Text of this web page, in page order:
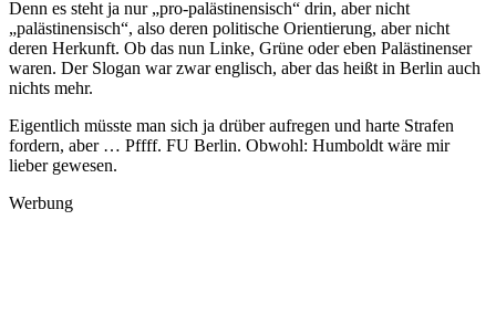
Denn es steht ja nur „pro-palästinensisch“ drin, aber nicht
„palästinensisch“, also deren politische Orientierung, aber nicht
deren Herkunft. Ob das nun Linke, Grüne oder eben Palästinenser
waren. Der Slogan war zwar englisch, aber das heißt in Berlin auch
nichts mehr.
Eigentlich müsste man sich ja drüber aufregen und harte Strafen
fordern, aber … Pffff. FU Berlin. Obwohl: Humboldt wäre mir
lieber gewesen.
Werbung